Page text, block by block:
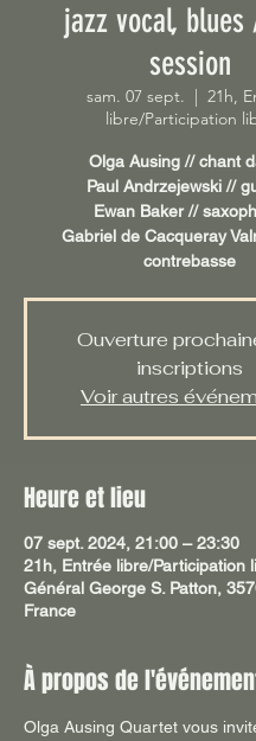
jazz vocal, blues
session
sam. 07 sept.
21h,
libre/Participation
Olga Ausing // chant
Paul Andrzejewski //
Ewan Baker //
Gabriel de Cacqueray
contrebasse
Ouverture
inscriptions
Voir autres
Heure et lieu
07 sept. 2024, 21:00 – 23:30
21h, Entrée libre/Participation
Général George S. Patton,
France
À propos de
Olga Ausing Quartet vous